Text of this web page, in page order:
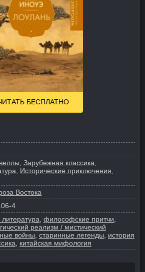
БЕСПЛАТНО
, Зарубежная классика,
, Исторические приключения,
Востока
4
, философские притчи,
реализм / мистический
войны, старинные легенды, история
, китайская мифология